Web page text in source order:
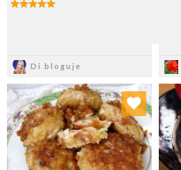
Di bloguje
Dodaj do ulubionych
Wybierz listę: